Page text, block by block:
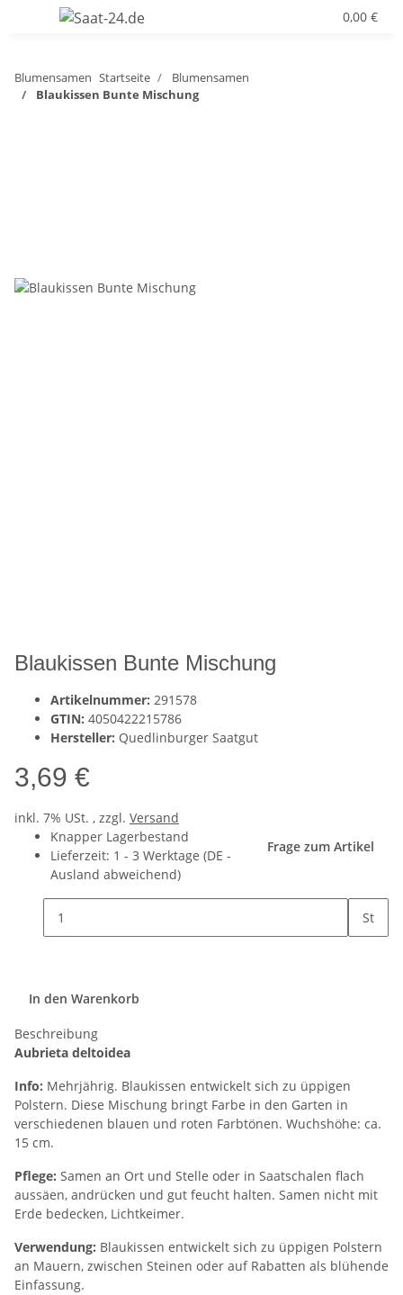
0,00 €
Blumensamen Startseite
Blumensamen
Blaukissen Bunte Mischung
Blaukissen Bunte Mischung
Artikelnummer: 291578
GTIN: 4050422215786
Hersteller: Quedlinburger Saatgut
3,69 €
inkl. 7% USt. , zzgl. Versand
Knapper Lagerbestand
Lieferzeit: 1 - 3 Werktage (DE -
Ausland abweichend)
Frage zum Artikel
St
In den Warenkorb
Beschreibung
Aubrieta deltoidea
Info: Mehrjährig. Blaukissen entwickelt sich zu üppigen
Polstern. Diese Mischung bringt Farbe in den Garten in
verschiedenen blauen und roten Farbtönen. Wuchshöhe: ca.
15 cm.
Pflege: Samen an Ort und Stelle oder in Saatschalen flach
aussäen, andrücken und gut feucht halten. Samen nicht mit
Erde bedecken, Lichtkeimer.
Verwendung: Blaukissen entwickelt sich zu üppigen Polstern
an Mauern, zwischen Steinen oder auf Rabatten als blühende
Einfassung.